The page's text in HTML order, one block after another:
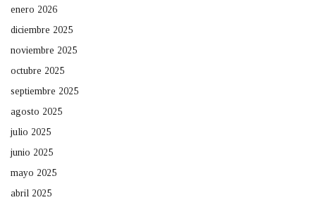
enero 2026
diciembre 2025
noviembre 2025
octubre 2025
septiembre 2025
agosto 2025
julio 2025
junio 2025
mayo 2025
abril 2025